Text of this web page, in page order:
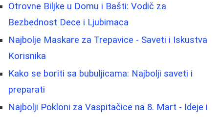
Otrovne Biljke u Domu i Bašti: Vodič za
Bezbednost Dece i Ljubimaca
Najbolje Maskare za Trepavice - Saveti i Iskustva
Korisnika
Kako se boriti sa bubuljicama: Najbolji saveti i
preparati
Najbolji Pokloni za Vaspitačice na 8. Mart - Ideje i